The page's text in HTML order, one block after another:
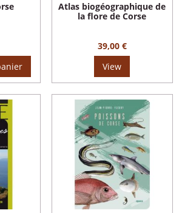
Atlas biogéographique de
la flore de Corse
39,00 €
View